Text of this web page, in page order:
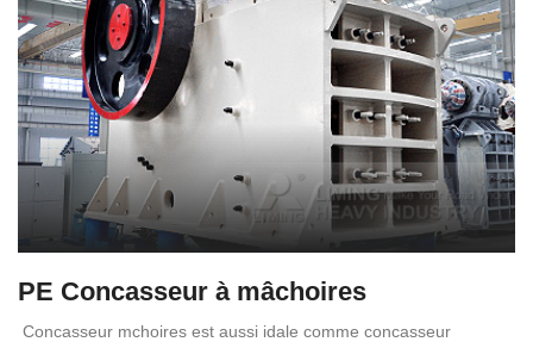
PE Concasseur à mâchoires
Concasseur mchoires est aussi idale comme concasseur